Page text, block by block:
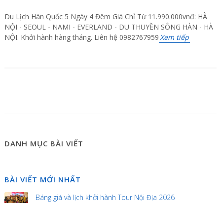
Du Lịch Hàn Quốc 5 Ngày 4 Đêm Giá Chỉ Từ 11.990.000vnđ: HÀ
NỘI - SEOUL - NAMI - EVERLAND - DU THUYỀN SÔNG HÀN - HÀ
NỘI. Khởi hành hàng tháng. Liên hệ 0982767959Xem tiếp
DANH MỤC BÀI VIẾT
BÀI VIẾT MỚI NHẤT
Báng giá và lịch khởi hành Tour Nội Địa 2026